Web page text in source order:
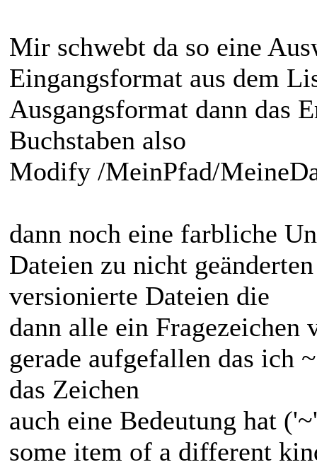
Mir schwebt da so eine
Eingangsformat aus dem
Ausgangsformat dann das
Buchstaben also
Modify /MeinPfad/
dann noch eine farbliche
Dateien zu nicht
versionierte Dateien die
dann alle ein
gerade aufgefallen das ich
das Zeichen
auch eine Bedeutung hat
some item of a different